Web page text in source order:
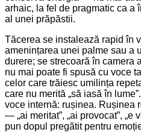
arhaic, la fel de pragmatic ca a
al unei prăpăstii.
Tăcerea se instalează rapid în
amenințarea unei palme sau a
durere; se strecoară în camera
nu mai poate fi spusă cu voce
celor care trăiesc umilința
care nu merită „să iasă în
voce internă: rușinea. Rușinea
— „ai meritat”, „ai provocat”,
pun dopul pregătit pentru